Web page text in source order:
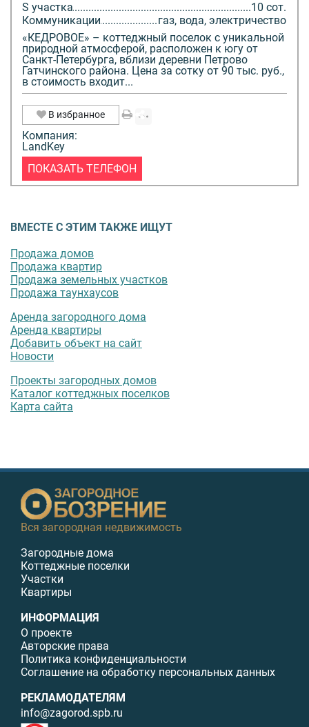
S участка
10 сот.
Коммуникации
газ, вода, электричество
«КЕДРОВОЕ» – коттеджный поселок с уникальной
природной атмосферой, расположен к югу от
Санкт-Петербурга, вблизи деревни Петрово
Гатчинского района. Цена за сотку от 90 тыс. руб.,
в стоимость входит...
В избранное
Компания:
LandKey
ПОКАЗАТЬ ТЕЛЕФОН
ВМЕСТЕ С ЭТИМ ТАКЖЕ ИЩУТ
Продажа домов
Продажа квартир
Продажа земельных участков
Продажа таунхаусов
Аренда загородного дома
Аренда квартиры
Добавить объект на сайт
Новости
Проекты загородных домов
Каталог коттеджных поселков
Карта сайта
Вся загородная недвижимость
Загородные дома
Коттеджные поселки
Участки
Квартиры
ИНФОРМАЦИЯ
О проекте
Авторские права
Политика конфиденциальности
Соглашение на обработку персональных данных
РЕКЛАМОДАТЕЛЯМ
info@zagorod.spb.ru